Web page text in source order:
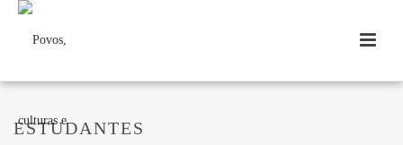
ESTUDANTES